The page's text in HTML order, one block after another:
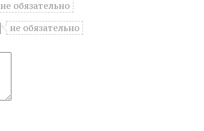
не обязательно
не обязательно